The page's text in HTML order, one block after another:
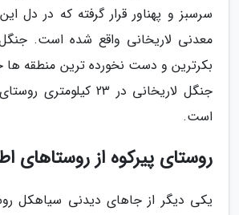
سرسبز و پهناور قرار گرفته که در
معدنی لاریخانی واقع شده است.
بکرترین و دست نخورده ترین منطقه ها
جنگل لاریخانی در 23
است.
روستای پیرکوه از روستاهای
یکی دیگر از جاهای دیدنی سیاهکل